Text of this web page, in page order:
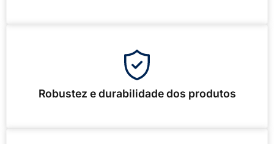
Robustez e durabilidade dos produtos